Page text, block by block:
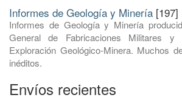
Informes de Geología y Minería [197]
Informes de Geología y Minería
General de Fabricaciones Militares
Exploración Geológico-Minera. Muchos
inéditos.
Envíos recientes